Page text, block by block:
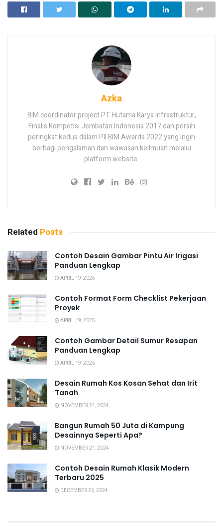
Azka
BIM coordinator project PT Hutama Karya Infrastruktur,
Finalis Kompetisi Jembatan Indonesia 2017 dan peraih
peringkat kedua dalam PII BIM Awards 2022 yang ingin
berbagi pengalaman dan wawasan keilmuan melalui
platform website.
Related Posts
Contoh Desain Gambar Pintu Air Irigasi
Panduan Lengkap
APRIL 19, 2025
Contoh Format Form Checklist Pekerjaan
Proyek
APRIL 19, 2025
Contoh Gambar Detail Sumur Resapan
Panduan Lengkap
APRIL 19, 2025
Desain Rumah Kos Kosan Sehat dan Irit
Tanah
NOVEMBER 21, 2024
Bangun Rumah 50 Juta di Kampung
Desainnya Seperti Apa?
NOVEMBER 21, 2024
Contoh Desain Rumah Klasik Modern
Terbaru 2025
DECEMBER 26, 2024